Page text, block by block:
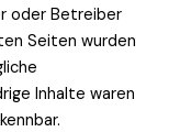
oder Betreiber
Seiten wurden
Inhalte waren